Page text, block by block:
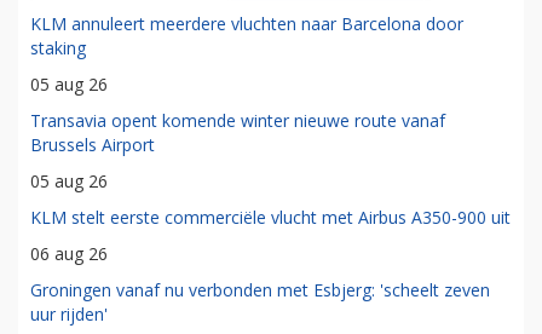
KLM annuleert meerdere vluchten naar Barcelona door
staking
05 aug 26
Transavia opent komende winter nieuwe route vanaf
Brussels Airport
05 aug 26
KLM stelt eerste commerciële vlucht met Airbus A350-900 uit
06 aug 26
Groningen vanaf nu verbonden met Esbjerg: 'scheelt zeven
uur rijden'